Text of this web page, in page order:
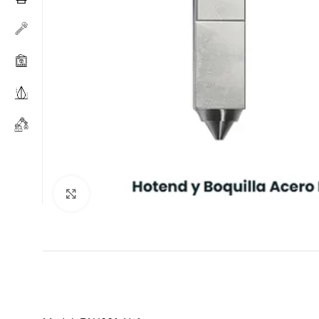
Haga clic para ampliar